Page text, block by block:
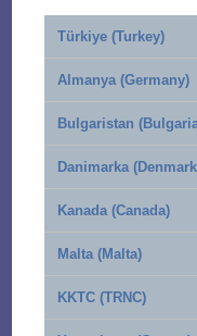
Türkiye (Turkey)
Almanya (Germany)
Bulgaristan
Danimarka
Kanada (Canada)
Malta (Malta)
KKTC (TRNC)